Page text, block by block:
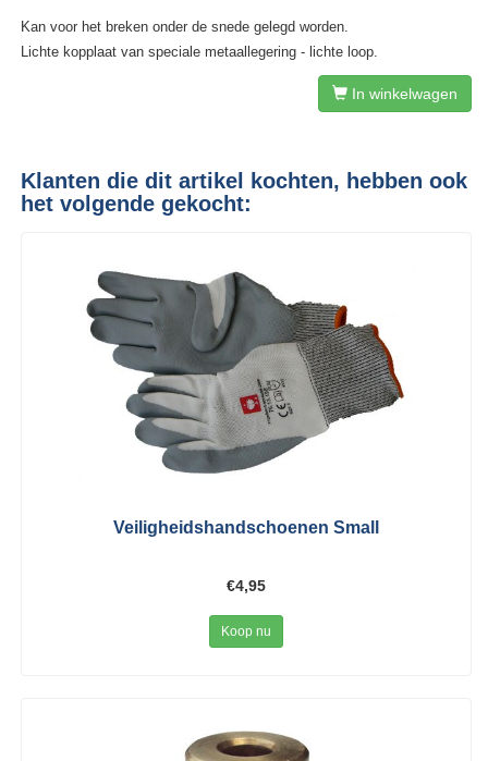
Kan voor het breken onder de snede gelegd worden.
Lichte kopplaat van speciale metaallegering - lichte loop.
In winkelwagen
Klanten die dit artikel kochten, hebben ook
het volgende gekocht:
Veiligheidshandschoenen Small
€4,95
Koop nu